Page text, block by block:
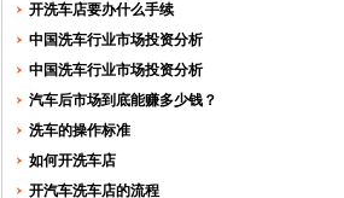
开洗车店要办什么手续
中国洗车行业市场投资分析
中国洗车行业市场投资分析
汽车后市场到底能赚多少钱？
洗车的操作标准
如何开洗车店
开汽车洗车店的流程